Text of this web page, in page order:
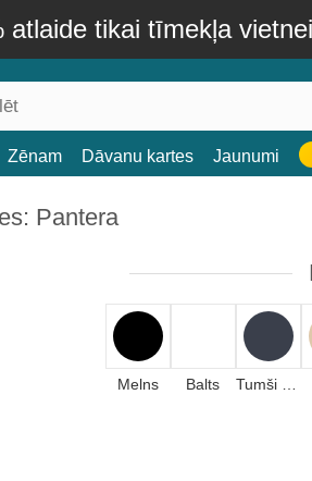
atlaide tikai tīmekļa
Zēnam Dāvanu kartes Jaunumi
Pantera
Melns Balts